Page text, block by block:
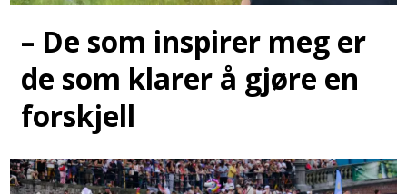
– De som inspirer meg er
de som klarer å gjøre en
forskjell